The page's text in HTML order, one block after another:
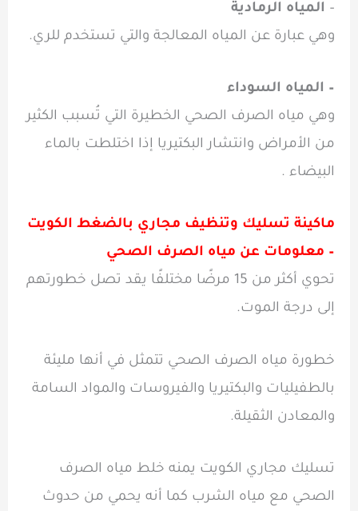
– المياه الرمادية
وهي عبارة عن المياه المعالجة والتي تستخدم للري.
– المياه السوداء
وهي مياه الصرف الصحي الخطيرة التي تُسبب الكثير
من الأمراض وانتشار البكتيريا إذا اختلطت بالماء
البيضاء .
ماكينة تسليك وتنظيف مجاري بالضغط الكويت
– معلومات عن مياه الصرف الصحي
تحوي أكثر من 15 مرضًا مختلفًا يقد تصل خطورتهم
إلى درجة الموت.
خطورة مياه الصرف الصحي تتمثل في أنها مليئة
بالطفيليات والبكتيريا والفيروسات والمواد السامة
والمعادن الثقيلة.
تسليك مجاري الكويت يمنه خلط مياه الصرف
الصحي مع مياه الشرب كما أنه يحمي من حدوث